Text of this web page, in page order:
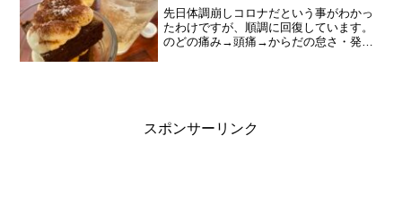
先日体調崩しコロナだという事がわかっ
たわけですが、順調に回復しています。
のどの痛み→頭痛→からだの怠さ・発熱
スポンサーリンク